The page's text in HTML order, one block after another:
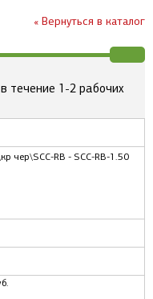
« Вернуться в каталог
течение 1-2 рабочих
чер\SCC-RB - SCC-RB-1.50